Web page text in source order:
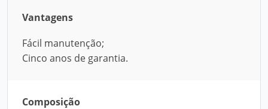
Vantagens
Fácil manutenção;
Cinco anos de garantia.
Composição